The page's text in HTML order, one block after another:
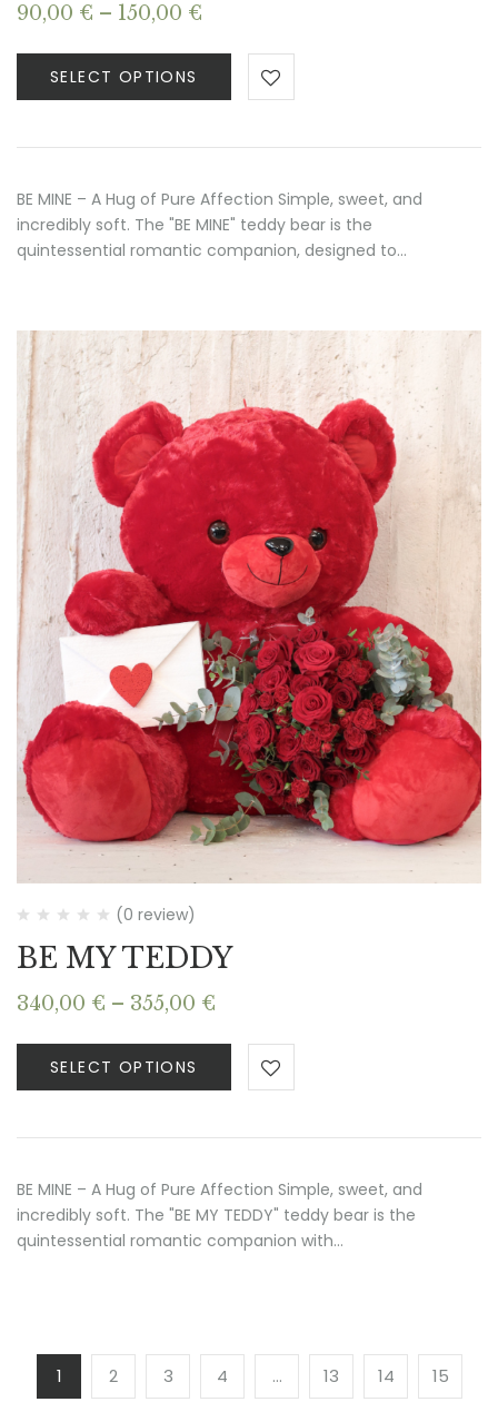
90,00 € – 150,00 €
90,00 €
through
SELECT OPTIONS
BE MINE – A Hug of Pure Affection Simple, sweet, and
incredibly soft. The "BE MINE" teddy bear is the
quintessential romantic companion, designed to…
(0 review)
BE MY TEDDY
340,00 € – 355,00 €
340,00 €
through
SELECT OPTIONS
BE MINE – A Hug of Pure Affection Simple, sweet, and
incredibly soft. The "BE MY TEDDY" teddy bear is the
quintessential romantic companion with…
1 2 3 4 … 13 14 15